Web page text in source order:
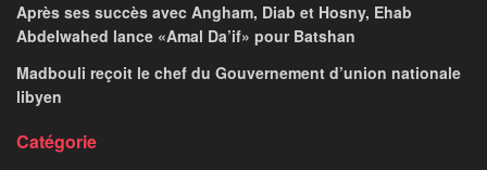
Après ses succès avec Angham, Diab et Hosny, Ehab
Abdelwahed lance «Amal Da’if» pour Batshan
Madbouli reçoit le chef du Gouvernement d’union nationale
libyen
Catégorie